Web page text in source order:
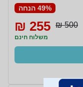
49% הנחה
500 ₪
255 ₪
משלוח חינם